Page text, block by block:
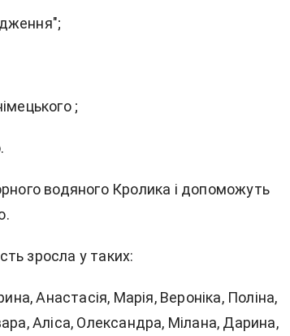
;
водяного Кролика і допоможуть
зросла у таких:
Анастасія, Марія, Вероніка, Поліна,
Аліса, Олександра, Мілана, Дарина,